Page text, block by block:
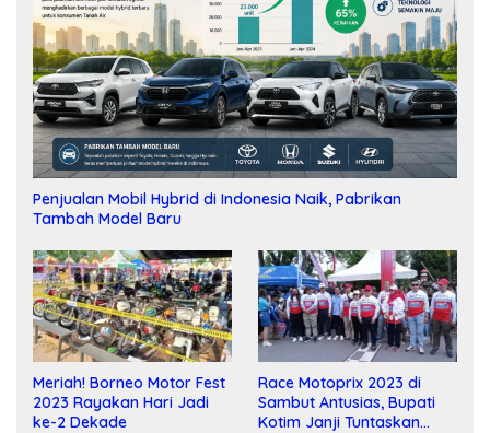
Penjualan Mobil Hybrid di Indonesia Naik, Pabrikan
Tambah Model Baru
Meriah! Borneo Motor Fest
2023 Rayakan Hari Jadi
ke-2 Dekade
Race Motoprix 2023 di
Sambut Antusias, Bupati
Kotim Janji Tuntaskan